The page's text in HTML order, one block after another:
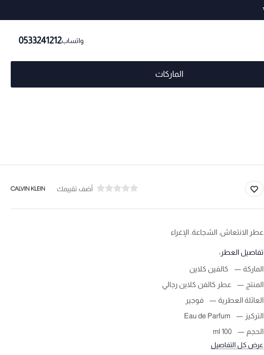
0533241212واتساب
الماركات
أضف تقييمك
عطر الانتعاش. الشجاعة. الإغراء
تفاصيل العطر:
الماركة
كالفين كلاين
المنتج
عطر كالفن كلاين رجالي
العائلة العطرية
فوجير
التركيز
Eau de Parfum
الحجم
100 ml
عرض كل التفاصيل